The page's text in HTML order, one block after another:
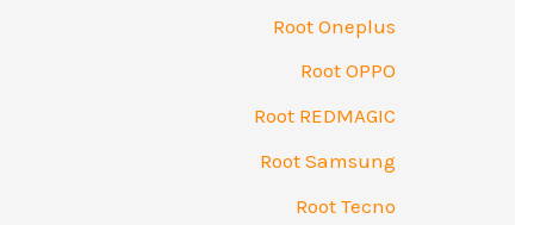
Root Oneplus
Root OPPO
Root REDMAGIC
Root Samsung
Root Tecno